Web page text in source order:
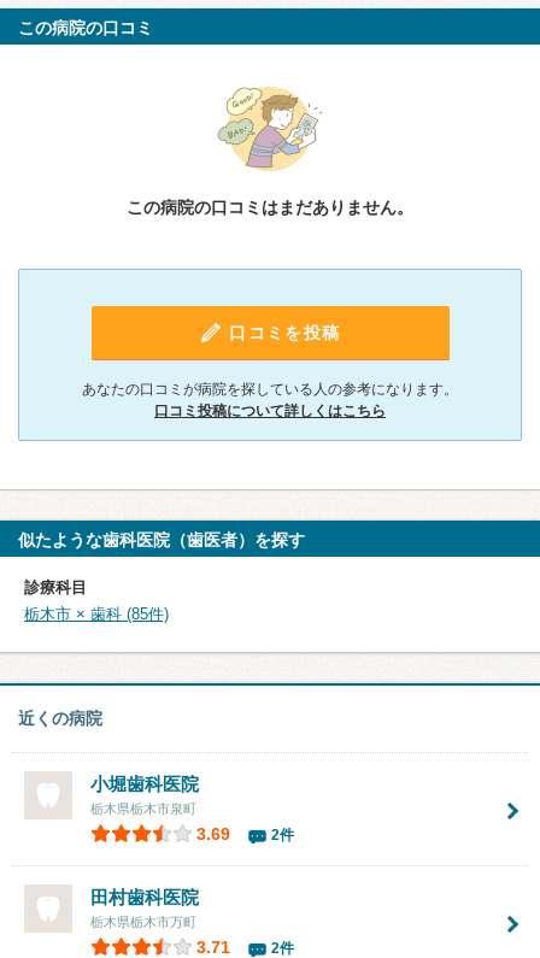
この病院の口コミ
この病院の口コミはまだありません。
口コミを投稿
あなたの口コミが病院を探している人の参考になります。
口コミ投稿について詳しくはこちら
似たような歯科医院（歯医者）を探す
診療科目
栃木市 × 歯科 (85件)
近くの病院
小堀歯科医院
栃木県栃木市泉町
3.69 2件
田村歯科医院
栃木県栃木市万町
3.71 2件